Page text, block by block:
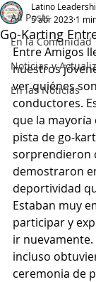
All Posts
En la Comunidad
Noticias y
En las Noticias
Go-Karting
Latino
5 abr 2023 1
Entre Amigos
nuestros
ver quiénes
conductores.
que la mayoría
pista de go-
sorprendieron
demostraron
deportividad
Estaban muy
participar y
ir nuevamente.
incluso
ceremonia de